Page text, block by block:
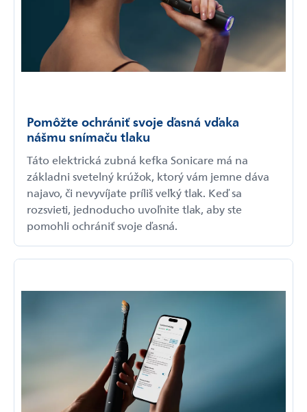
Pomôžte ochrániť svoje ďasná vďaka
nášmu snímaču tlaku
Táto elektrická zubná kefka Sonicare má na
základni svetelný krúžok, ktorý vám jemne dáva
najavo, či nevyvíjate príliš veľký tlak. Keď sa
rozsvieti, jednoducho uvoľnite tlak, aby ste
pomohli ochrániť svoje ďasná.